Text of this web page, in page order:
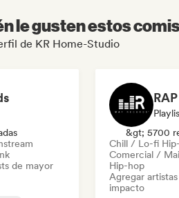
le gusten estos
de KR Home-Studio
de mayor
&gt; 5700
Chill / Lo-fi
Comercial /
Hip-hop
Agregar
impacto